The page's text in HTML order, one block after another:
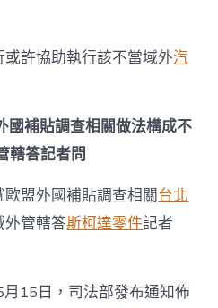
管
斯
德
商
轄
辦
法〉
許協助執行該不當域外汽
國補貼調查相關做法構成不
轄答記者問
盟外國補貼調查相關台北
外管轄答斯柯達零件記者
15日，司法部發布通知佈